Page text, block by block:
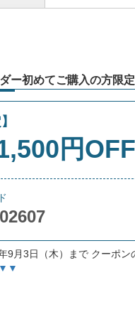
ー初めてご購入の方限定
円OFF
9月3日（木）まで クーポン